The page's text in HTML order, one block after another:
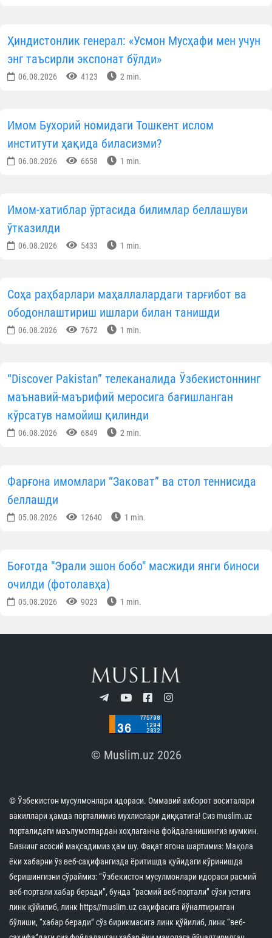
Ҳиндистонлик генерал: «Усмон Мусҳафи мен учун
энг таъсирли экспонат бўлди»
06.08.2026 4123 2 min.
Имом Бухорий номидаги Тошкент ислом
институти ҳақида биласизми?
06.08.2026 6658 1 min.
Имом-хатиблар ўртасида билимлар беллашуви
ўтказилди
06.08.2026 5433 1 min.
Соҳа раҳбарлари маҳаллалардаги тарғибот ва
ободонлаштириш ишлари билан танишди
06.08.2026 7672 1 min.
“Discover Pakistan” телеканалида Ўзбекистоннинг
маънавий-маърифий меросига бағишланган
кўрсатув намойиш қилинди
06.08.2026 6849 2 min.
Фарғона имомлари “Заковат” ва стол теннисида
беллашди
05.08.2026 12640 1 min.
Боғотда "Эрали эшон бобо" масжиди янги биноси
очилди (фотолавҳа)
05.08.2026 9023 1 min.
© Muslim.uz 2026
© Ўзбекистон мусулмонлари идораси. Оммавий ахборот воситалари
вакиллари ҳамда порталимиз мухлислари диққатига! Сиз muslim.uz
порталидаги маълумотлардан хоҳлаганча фойдаланишингиз мумкин.
Бизнинг асосий мақсадимиз ҳам шу. Фақат ягона шартимиз: Мақола
ёки хабарни ўз веб-саҳифангизда ёритишда қуйидаги кўринишда
беришингизни сўраймиз: “Ўзбекистон мусулмонлари идораси расмий
веб-портали хабар беради”, бунда “расмий веб-портали” сўзи устига
линк қўйилиб, линк https//muslim.uz саҳифасига йўналтирилган
бўлиши, “хабар беради” сўз бирикмасига линк қўйилиб, линк “веб-